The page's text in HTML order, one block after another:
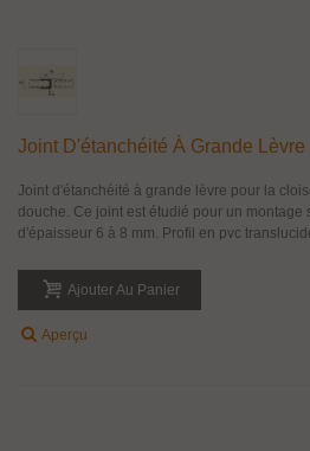
Joint D'étanchéité À Grande Lèvre
Joint d'étanchéité à grande lèvre pour la
douche. Ce joint est étudié pour un montage
d'épaisseur 6 à 8 mm. Profil en pvc
Ajouter Au Panier
Aperçu